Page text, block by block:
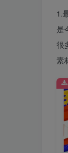
1.
是
很
素